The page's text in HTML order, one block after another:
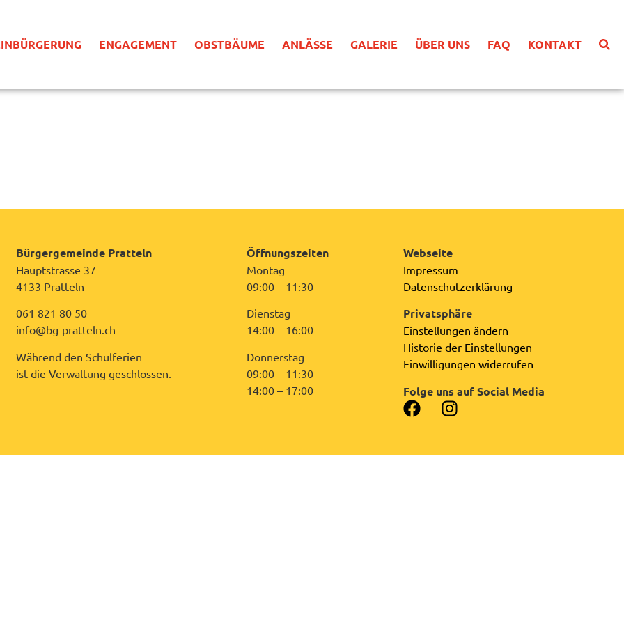
ENGAGEMENT OBSTBÄUME ANLÄSSE GALERIE ÜBER UNS FAQ KONTAKT
Bürgergemeinde Pratteln
Hauptstrasse 37
4133 Pratteln
061 821 80 50
info@bg-pratteln.ch
Während den Schulferien
ist die Verwaltung geschlossen.
Öffnungszeiten
Montag
09:00 – 11:30
Dienstag
14:00 – 16:00
Donnerstag
09:00 – 11:30
14:00 – 17:00
Webseite
Impressum
Datenschutzerklärung
Privatsphäre
Einstellungen ändern
Historie der Einstellungen
Einwilligungen widerrufen
Folge uns auf Social Media